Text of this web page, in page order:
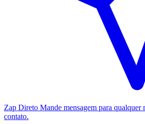
Zap Direto Mande mensagem para qualquer
contato.